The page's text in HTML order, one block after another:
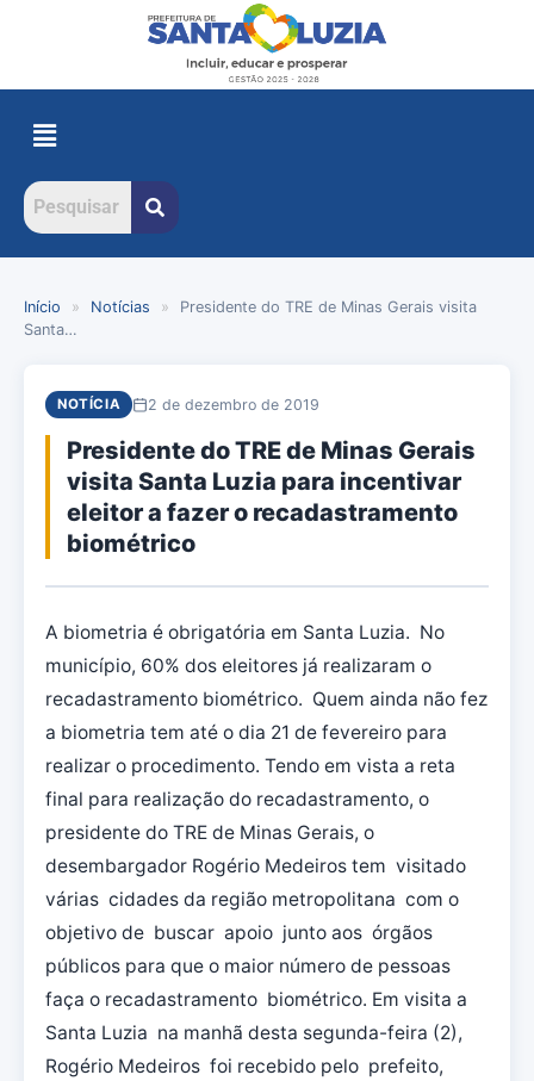
Início » Notícias »
Presidente do TRE de Minas Gerais visita
Santa…
NOTÍCIA 2 de dezembro de 2019
Presidente do TRE de Minas Gerais
visita Santa Luzia para incentivar
eleitor a fazer o recadastramento
biométrico
A biometria é obrigatória em Santa Luzia. No
município, 60% dos eleitores já realizaram o
recadastramento biométrico. Quem ainda não fez
a biometria tem até o dia 21 de fevereiro para
realizar o procedimento. Tendo em vista a reta
final para realização do recadastramento, o
presidente do TRE de Minas Gerais, o
desembargador Rogério Medeiros tem visitado
várias cidades da região metropolitana com o
objetivo de buscar apoio junto aos órgãos
públicos para que o maior número de pessoas
faça o recadastramento biométrico. Em visita a
Santa Luzia na manhã desta segunda-feira (2),
Rogério Medeiros foi recebido pelo prefeito,